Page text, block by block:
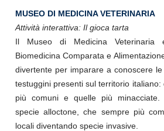
MUSEO DI MEDICINA VETERINARIA
Attività interattiva: Il gioca tarta
Il Museo di Medicina Veterinaria
Biomedicina Comparata e
divertente per imparare a conoscere
testuggini presenti sul territorio
più comuni e quelle più minacciate.
specie alloctone, che sempre più
locali diventando specie invasive.